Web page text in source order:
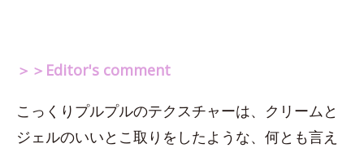
＞＞Editor's comment
こっくりプルプルのテクスチャーは、クリームと
ジェルのいいとこ取りをしたような、何とも言え